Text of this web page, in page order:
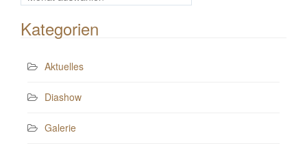
Beiträge
Kategorien
Aktuelles
Diashow
Galerie